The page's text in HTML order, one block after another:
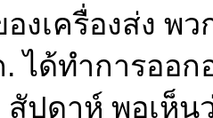
งเครื่องส่ง พ
ได้ทำการออก
ปดาห์ พอเห็น